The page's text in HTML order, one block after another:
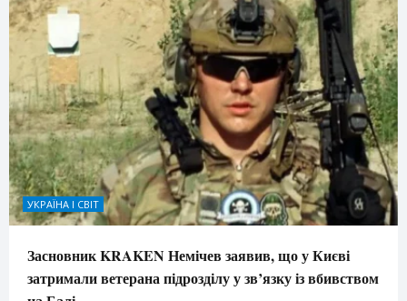
УКРАЇНА І СВІТ
Засновник KRAKEN Немічев заявив, що у Києві
затримали ветерана підрозділу у зв’язку із вбивством